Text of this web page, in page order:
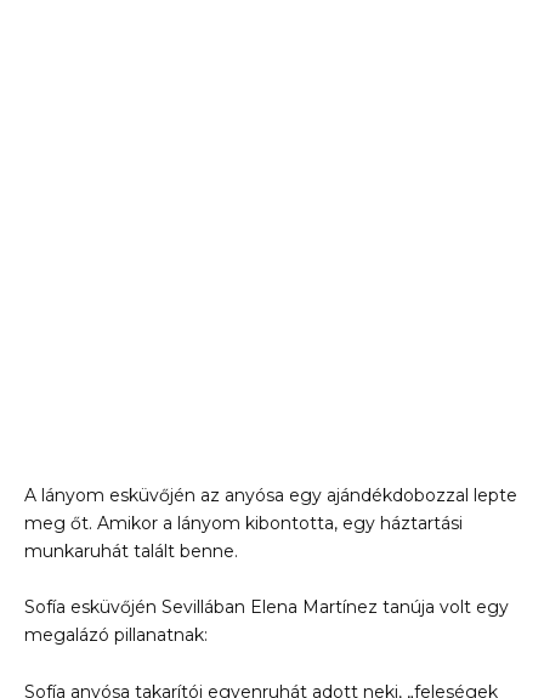
A lányom esküvőjén az anyósa egy ajándékdobozzal lepte
meg őt. Amikor a lányom kibontotta, egy háztartási
munkaruhát talált benne.
Sofía esküvőjén Sevillában Elena Martínez tanúja volt egy
megalázó pillanatnak:
Sofía anyósa takarítói egyenruhát adott neki, „feleségek